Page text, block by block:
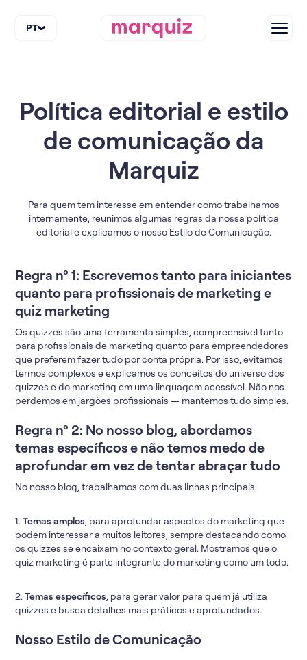
PT
Política editorial e estilo
de comunicação da
Marquiz
Para quem tem interesse em entender como trabalhamos
internamente, reunimos algumas regras da nossa política
editorial e explicamos o nosso Estilo de Comunicação.
Regra nº 1: Escrevemos tanto para iniciantes
quanto para profissionais de marketing e
quiz marketing
Os quizzes são uma ferramenta simples, compreensível tanto
para profissionais de marketing quanto para empreendedores
que preferem fazer tudo por conta própria. Por isso, evitamos
termos complexos e explicamos os conceitos do universo dos
quizzes e do marketing em uma linguagem acessível. Não nos
perdemos em jargões profissionais — mantemos tudo simples.
Regra nº 2: No nosso blog, abordamos
temas específicos e não temos medo de
aprofundar em vez de tentar abraçar tudo
No nosso blog, trabalhamos com duas linhas principais:
1.Temas amplos, para aprofundar aspectos do marketing que
podem interessar a muitos leitores, sempre destacando como
os quizzes se encaixam no contexto geral. Mostramos que o
quiz marketing é parte integrante do marketing como um todo.
2.Temas específicos, para gerar valor para quem já utiliza
quizzes e busca detalhes mais práticos e aprofundados.
Nosso Estilo de Comunicação